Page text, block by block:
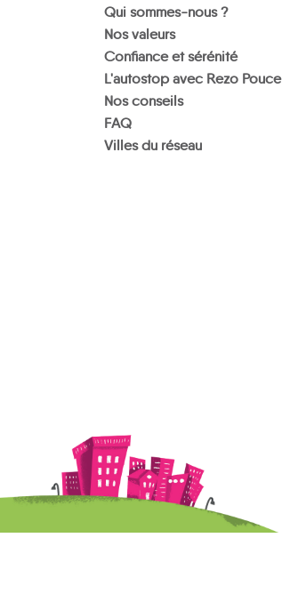
Qui sommes-nous ?
Nos valeurs
Confiance et sérénité
L'autostop avec Rezo Pouce
Nos conseils
FAQ
Villes du réseau